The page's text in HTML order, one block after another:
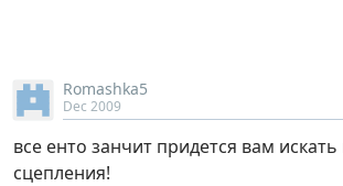
Romashka5
Dec 2009
все енто занчит придется вам
сцепления!